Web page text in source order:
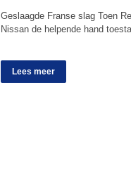
Geslaagde Franse slag Toen
Nissan de helpende hand
Lees meer